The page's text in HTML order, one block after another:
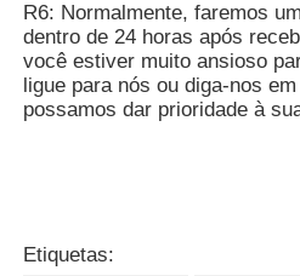
R6: Normalmente, faremos
dentro de 24 horas após
você estiver muito ansioso
ligue para nós ou diga-nos
possamos dar prioridade à
Etiquetas: